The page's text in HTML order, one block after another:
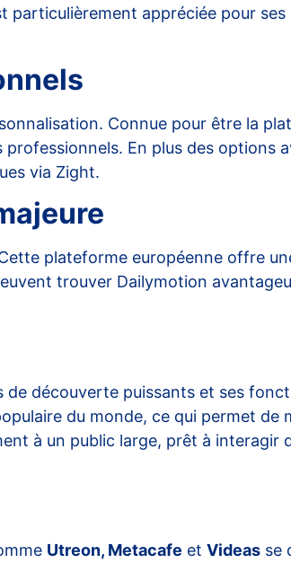
appréciée pour ses
Connue pour être la
En plus des options
via Zight.
plateforme européenne offre
trouver Dailymotion
découverte puissants et ses
du monde, ce qui permet de
à un public large, prêt à
Utreon, Metacafe et Videas se